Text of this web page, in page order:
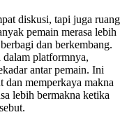
diskusi, tapi juga ruang
pemain merasa lebih
dan berkembang.
platformnya,
antar pemain. Ini
dan memperkaya makna
lebih bermakna ketika